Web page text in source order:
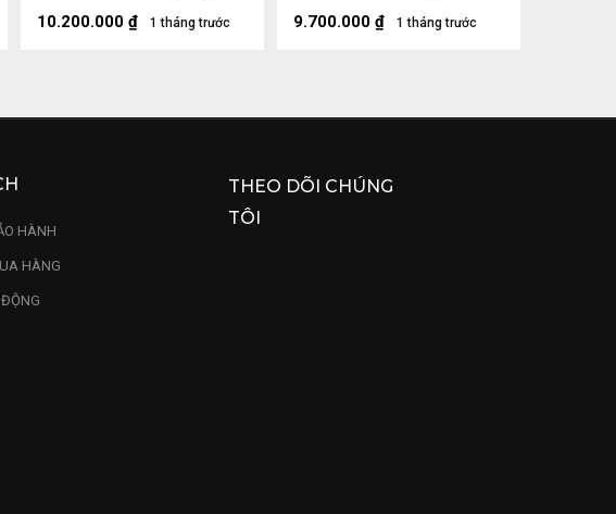
1 tháng trước
10.200.000 ₫ 1 tháng trước
9.700.000 ₫
HÀNH
HÀNG
ĐỘNG
THEO DÕI CHÚNG
TÔI